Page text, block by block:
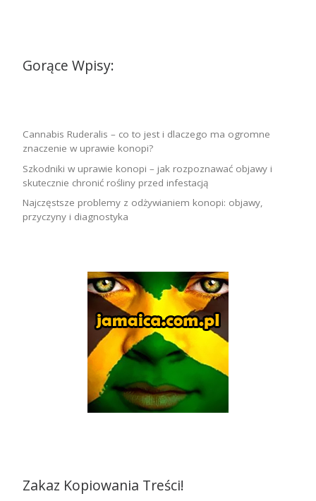
Gorące Wpisy:
Cannabis Ruderalis – co to jest i dlaczego ma ogromne
znaczenie w uprawie konopi?
Szkodniki w uprawie konopi – jak rozpoznawać objawy i
skutecznie chronić rośliny przed infestacją
Najczęstsze problemy z odżywianiem konopi: objawy,
przyczyny i diagnostyka
Zakaz Kopiowania Treści!